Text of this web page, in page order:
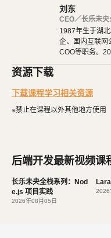
Express 框架入门：学习使
解路由、中间件等概念。
Sequelize ORM 入门：探索
Node.js 应用程序中进行数据
常规 API 开发方法：学习常
实战项目：通过一个实际的
对 Node.js 及相关技术的理解
由浅入深：适合零基础
习 Node.js 及相关技术。
实践导向：通过丰富的
刘东
CEO／长乐未央
1987年生于湖
企、国内互联网
COO等职务。
发iOS、Android原生App。 对编程
兴趣，觉得做开
有幸福感的事情
资源下载
下载课程学习相关资源
※禁止在课程以外其他地方使用
后端开发最新视频课
长乐未央全栈系列：Nod
e.js 项目实践
2026年08月05日
2026